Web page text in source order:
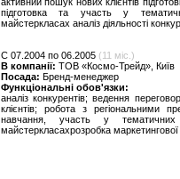
підготовка та участь у
майстеркласах аналіз діяльності
C 07.2004 по 06.2005 (11 міс.)
В компанії: ТОВ «Космо-Трейд», Київ
Посада: Бренд-менеджер
Функціональні обов'язки:
аналіз конкурентів; ведення
клієнтів; робота з регіональними
навчання, участь у тематичних
майстеркласахрозробка маркетингової